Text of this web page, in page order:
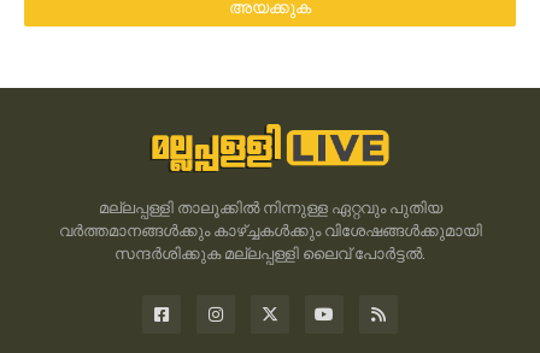
മല്ലപ്പള്ളി താലൂക്കിൽ നിന്നുള്ള ഏറ്റവും പുതിയ
വർത്തമാനങ്ങൾക്കും കാഴ്ച്ചകൾക്കും വിശേഷങ്ങൾക്കുമായി
സന്ദർശിക്കുക മല്ലപ്പള്ളി ലൈവ് പോർട്ടൽ.